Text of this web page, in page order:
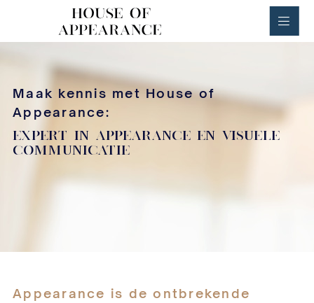
Maak kennis met House of
Appearance:
EXPERT IN APPEARANCE EN VISUELE
COMMUNICATIE
Appearance is de ontbrekende